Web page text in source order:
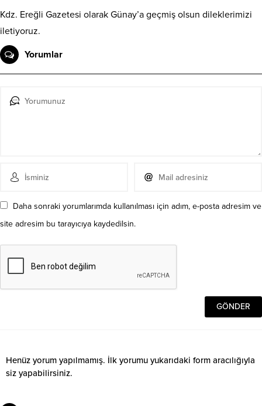
Kdz. Ereğli Gazetesi olarak Günay’a geçmiş olsun dileklerimizi
iletiyoruz.
Yorumlar
Daha sonraki yorumlarımda kullanılması için adım, e-posta adresim ve
site adresim bu tarayıcıya kaydedilsin.
Henüz yorum yapılmamış. İlk yorumu yukarıdaki form aracılığıyla
siz yapabilirsiniz.